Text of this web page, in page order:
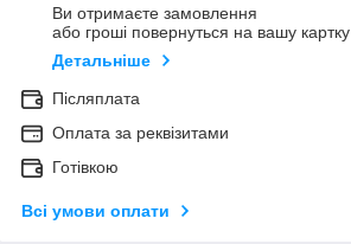
Ви отримаєте замовлення
або гроші повернуться на вашу картку
Детальніше
Післяплата
Оплата за реквізитами
Готівкою
Всі умови оплати